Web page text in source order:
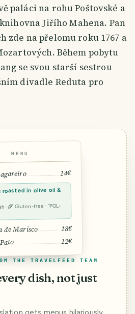
paláci na rohu Poštovské a
Jiřího Mahena. Pan
zde na přelomu roku 1767 a
Během pobytu
se svou starší sestrou
divadle Reduta pro
MENU
14€
roasted in olive oil &
· 🌾 Gluten-free · “POL-
de Marisco 18€
12€
THE TRAVELFEED TEAM
dish, not just